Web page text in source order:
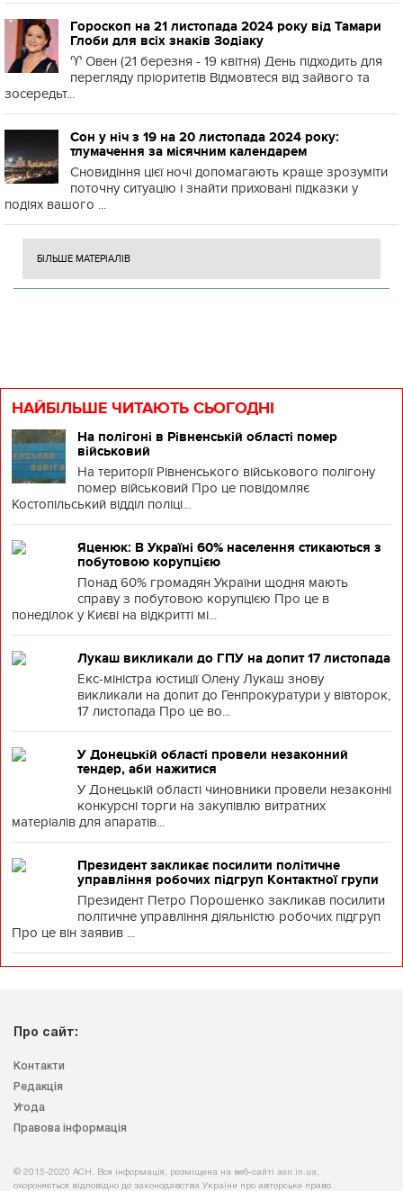
Гороскоп на 21 листопада 2024 року від Тамари
Глоби для всіх знаків Зодіаку
♈️ Овен (21 березня - 19 квітня) День підходить для
перегляду пріоритетів Відмовтеся від зайвого та
зосередьт...
Сон у ніч з 19 на 20 листопада 2024 року:
тлумачення за місячним календарем
Сновидіння цієї ночі допомагають краще зрозуміти
поточну ситуацію і знайти приховані підказки у
подіях вашого ...
БІЛЬШЕ МАТЕРІАЛІВ
НАЙБІЛЬШЕ ЧИТАЮТЬ СЬОГОДНІ
На полігоні в Рівненській області помер
військовий
На території Рівненського військового полігону
помер військовий Про це повідомляє
Костопільський відділ поліці...
Яценюк: В Україні 60% населення стикаються з
побутовою корупцією
Понад 60% громадян України щодня мають
справу з побутовою корупцією Про це в
понеділок у Києві на відкритті мі...
Лукаш викликали до ГПУ на допит 17 листопада
Екс-міністра юстиції Олену Лукаш знову
викликали на допит до Генпрокуратури у вівторок,
17 листопада Про це во...
У Донецькій області провели незаконний
тендер, аби нажитися
У Донецькій області чиновники провели незаконні
конкурсні торги на закупівлю витратних
матеріалів для апаратів...
Президент закликає посилити політичне
управління робочих підгруп Контактної групи
Президент Петро Порошенко закликав посилити
політичне управління діяльністю робочих підгруп
Про це він заявив ...
Про сайт:
Контакти
Редакція
Угода
Правова інформація
© 2015-2020 АСН. Вся інформація, розміщена на веб-сайті asn.in.ua,
охороняється відповідно до законодавства України про авторське право.